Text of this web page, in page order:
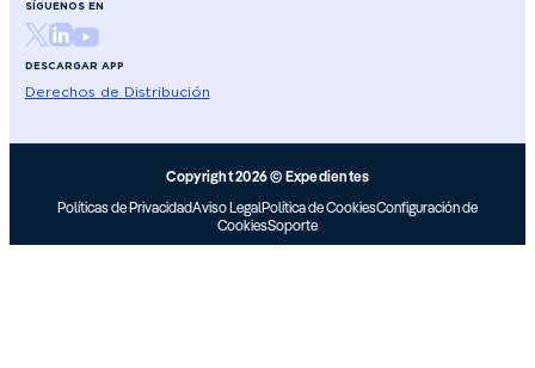
SÍGUENOS EN
DESCARGAR APP
Derechos de Distribución
Copyright 2026 © Expedientes
Políticas de PrivacidadAviso LegalPolítica de CookiesConfiguración de
CookiesSoporte